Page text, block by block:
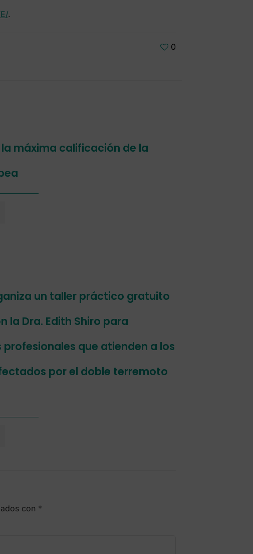
.
0
la máxima calificación de la
un taller práctico gratuito
la Dra. Edith Shiro para
que atienden a los
por el doble terremoto
con *